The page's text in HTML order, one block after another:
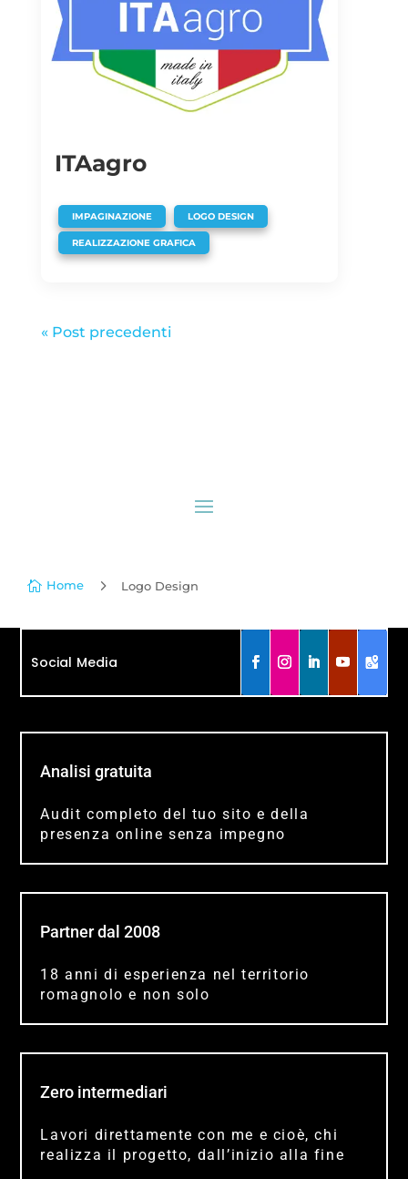
ITAagro
IMPAGINAZIONE
,
LOGO DESIGN
,
REALIZZAZIONE GRAFICA
« Post precedenti
 Home 5 Logo Design
Social Media
Analisi gratuita
Audit completo del tuo sito e della
presenza online senza impegno
Partner dal 2008
18 anni di esperienza nel territorio
romagnolo e non solo
Zero intermediari
Lavori direttamente con me e cioè, chi
realizza il progetto, dall’inizio alla fine